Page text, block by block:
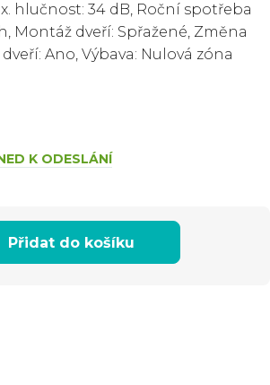
K ODESLÁNÍ
Přidat do košíku
hlučnost: 34 dB, Roční spotřeba
Montáž dveří: Spřažené, Změna
Ano, Výbava: Nulová zóna